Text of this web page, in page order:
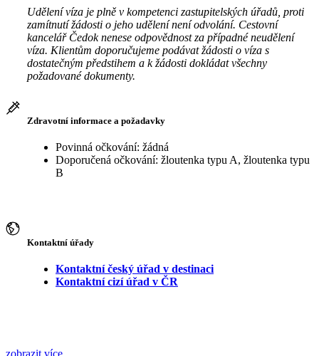
Udělení víza je plně v kompetenci zastupitelských úřadů, proti
zamítnutí žádosti o jeho udělení není odvolání. Cestovní
kancelář Čedok nenese odpovědnost za případné neudělení
víza. Klientům doporučujeme podávat žádosti o víza s
dostatečným předstihem a k žádosti dokládat všechny
požadované dokumenty.
Zdravotní informace a požadavky
Povinná očkování: žádná
Doporučená očkování: žloutenka typu A, žloutenka typu
B
Kontaktní úřady
Kontaktní český úřad v destinaci
Kontaktní cizí úřad v ČR